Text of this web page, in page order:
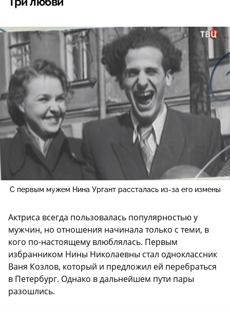
С первым мужем Нина Ургант рассталась из-за его измены
Актриса всегда пользовалась популярностью у
мужчин, но отношения начинала только с теми, в
кого по-настоящему влюблялась. Первым
избранником Нины Николаевны стал одноклассник
Ваня Козлов, который и предложил ей перебраться
в Петербург. Однако в дальнейшем пути пары
разошлись.